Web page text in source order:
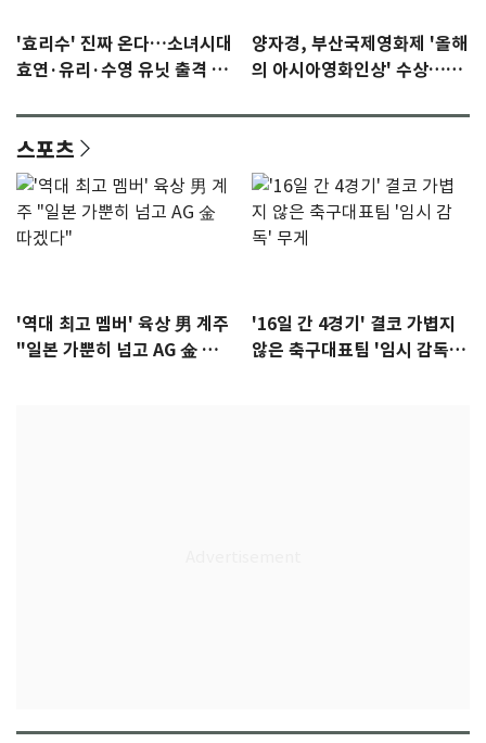
'효리수' 진짜 온다…소녀시대
효연·유리·수영 유닛 출격 [N
양자경, 부산국제영화제 '올해
의 아시아영화인상' 수상…15
스포츠
'역대 최고 멤버' 육상 男 계주
"일본 가뿐히 넘고 AG 金 따겠
'16일 간 4경기' 결코 가볍지
않은 축구대표팀 '임시 감독'